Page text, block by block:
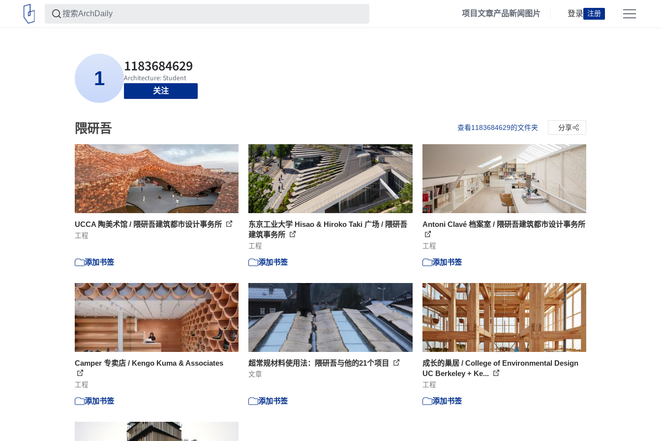
项目文章产品新闻 图片 登录 注册
关注
隈研吾 查看1183684629的文件夹 分享
UCCA 陶美术馆 / 隈研吾建筑都市设计事务所
工程
添加书签
东京工业大学 Hisao & Hiroko Taki 广场 / 隈研吾
建筑事务所
工程
添加书签
Antoni Clavé 档案室 / 隈研吾建筑都市设计事务所
工程
添加书签
Camper 专卖店 / Kengo Kuma & Associates
工程
添加书签
超常规材料使用法：隈研吾与他的21个项目
文章
添加书签
成长的巢居 / College of Environmental Design
UC Berkeley + Ke...
工程
添加书签